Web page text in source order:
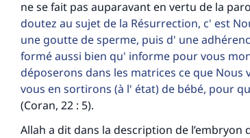
ne se fait pas auparavant en vertu de la
doutez au sujet de la Résurrection, c' est
une goutte de sperme, puis d' une
formé aussi bien qu' informe pour vous
déposerons dans les matrices ce que
vous en sortirons (à l' état) de bébé, pour
(Coran, 22 : 5).
Allah a dit dans la description de l’embryon